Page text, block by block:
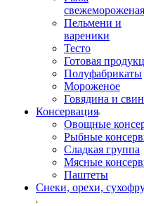
свежемороженая
Пельмени и
вареники
Тесто
Готовая
Полуфабрикаты
Мороженое
Говядина и
Консервация
Овощные
Рыбные
Сладкая группа
Мясные
Паштеты
Снеки, орехи,